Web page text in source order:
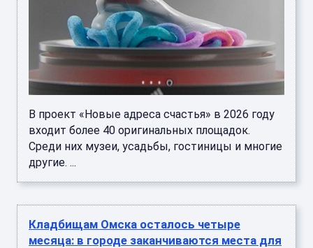
В проект «Новые адреса счастья» в 2026 году
входит более 40 оригинальных площадок.
Среди них музеи, усадьбы, гостиницы и многие
другие. ...
Кладбищам Омска осталось четыре
месяца: в городе заканчиваются места для